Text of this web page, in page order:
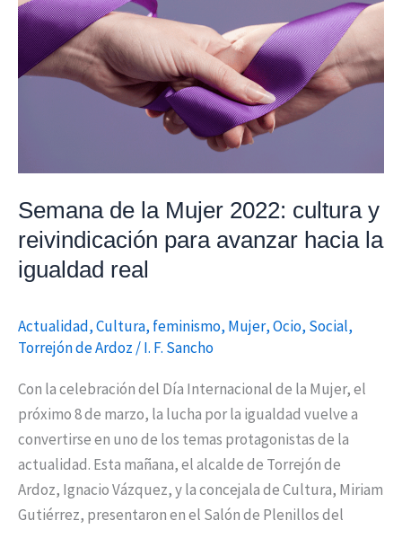
Semana de la Mujer 2022: cultura y
reivindicación para avanzar hacia la
igualdad real
Actualidad,Cultura, feminismo, Mujer,Ocio, Social,
Torrejón de Ardoz /I. F. Sancho
Con la celebración del Día Internacional de la Mujer, el
próximo 8 de marzo, la lucha por la igualdad vuelve a
convertirse en uno de los temas protagonistas de la
actualidad. Esta mañana, el alcalde de Torrejón de
Ardoz, Ignacio Vázquez, y la concejala de Cultura, Miriam
Gutiérrez, presentaron en el Salón de Plenillos del
de
la
Mujer
avanzar
hacia
la
igualdad